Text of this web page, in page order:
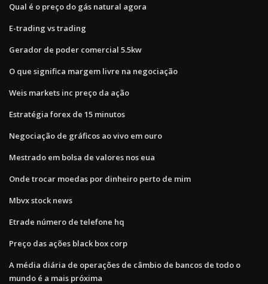
Qual é o preço do gás natural agora
E-trading vs trading
Gerador de poder comercial 5.5kw
O que significa margem livre na negociação
Weis markets inc preço da ação
Estratégia forex de 15 minutos
Negociação de gráficos ao vivo em ouro
Mestrado em bolsa de valores nos eua
Onde trocar moedas por dinheiro perto de mim
Mbvx stock news
Etrade número de telefone hq
Preço das ações black box corp
A média diária de operações de câmbio de bancos de todo o
mundo é a mais próxima